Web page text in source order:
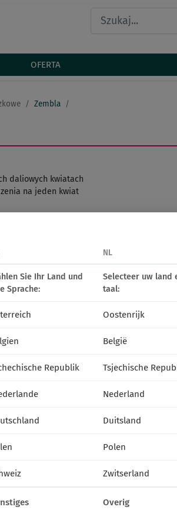
OFERTA
Zembla
daliowych kwiatach
na jeden kwiat
NL
Sie Ihr Land und
Sprache:
Selecteer uw land
taal:
Oostenrijk
België
Republik Tsjechische
Nederland
Duitsland
Polen
Zwitserland
Overig